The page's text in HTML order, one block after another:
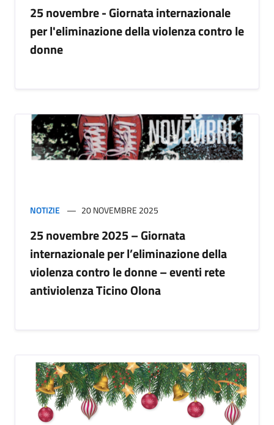
25 novembre - Giornata internazionale
per l'eliminazione della violenza contro le
donne
NOTIZIE 20 NOVEMBRE 2025
25 novembre 2025 – Giornata
internazionale per l’eliminazione della
violenza contro le donne – eventi rete
antiviolenza Ticino Olona